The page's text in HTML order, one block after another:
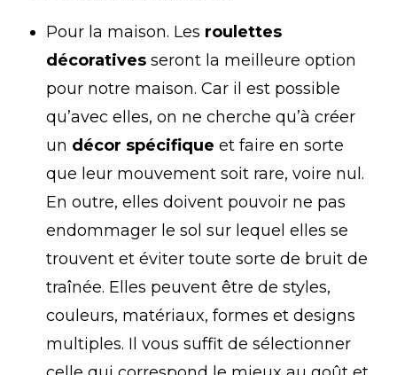
Pour la maison. Les roulettes
décoratives seront la meilleure option
pour notre maison. Car il est possible
qu’avec elles, on ne cherche qu’à créer
un décor spécifique et faire en sorte
que leur mouvement soit rare, voire nul.
En outre, elles doivent pouvoir ne pas
endommager le sol sur lequel elles se
trouvent et éviter toute sorte de bruit de
traînée. Elles peuvent être de styles,
couleurs, matériaux, formes et designs
multiples. Il vous suffit de sélectionner